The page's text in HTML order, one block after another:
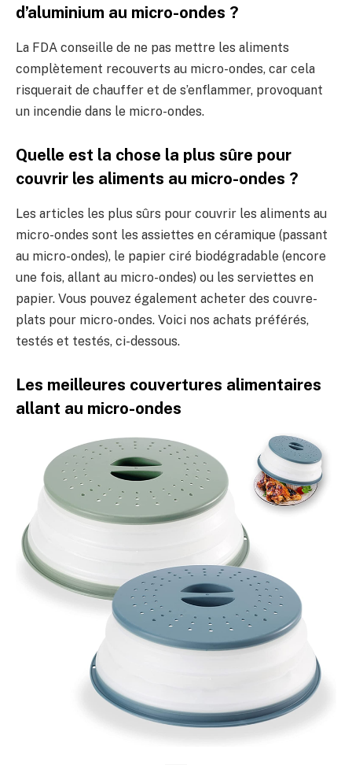
d’aluminium au micro-ondes ?
La FDA conseille de ne pas mettre les aliments
complètement recouverts au micro-ondes, car cela
risquerait de chauffer et de s’enflammer, provoquant
un incendie dans le micro-ondes.
Quelle est la chose la plus sûre pour
couvrir les aliments au micro-ondes ?
Les articles les plus sûrs pour couvrir les aliments au
micro-ondes sont les assiettes en céramique (passant
au micro-ondes), le papier ciré biodégradable (encore
une fois, allant au micro-ondes) ou les serviettes en
papier. Vous pouvez également acheter des couvre-
plats pour micro-ondes. Voici nos achats préférés,
testés et testés, ci-dessous.
Les meilleures couvertures alimentaires
allant au micro-ondes